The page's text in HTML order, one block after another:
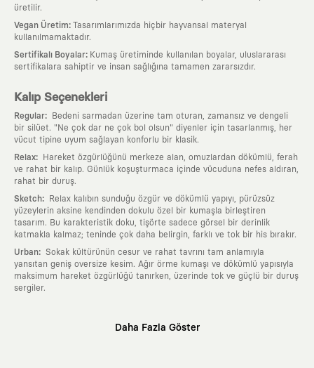
üretilir.
Vegan Üretim: Tasarımlarımızda hiçbir hayvansal materyal
kullanılmamaktadır.
Sertifikalı Boyalar: Kumaş üretiminde kullanılan boyalar, uluslararası
sertifikalara sahiptir ve insan sağlığına tamamen zararsızdır.
Kalıp Seçenekleri
Regular:
Bedeni sarmadan üzerine tam oturan, zamansız ve dengeli
bir silüet. "Ne çok dar ne çok bol olsun" diyenler için tasarlanmış, her
vücut tipine uyum sağlayan konforlu bir klasik.
Relax:
Hareket özgürlüğünü merkeze alan, omuzlardan dökümlü, ferah
ve rahat bir kalıp. Günlük koşuşturmaca içinde vücuduna nefes aldıran,
rahat bir duruş.
Sketch:
Relax kalıbın sunduğu özgür ve dökümlü yapıyı, pürüzsüz
yüzeylerin aksine kendinden dokulu özel bir kumaşla birleştiren
tasarım. Bu karakteristik doku, tişörte sadece görsel bir derinlik
katmakla kalmaz; teninde çok daha belirgin, farklı ve tok bir his bırakır.
Urban: Sokak kültürünün cesur ve rahat tavrını tam anlamıyla
yansıtan geniş oversize kesim. Ağır örme kumaşı ve dökümlü yapısıyla
maksimum hareket özgürlüğü tanırken, üzerinde tok ve güçlü bir duruş
sergiler.
Daha Fazla Göster